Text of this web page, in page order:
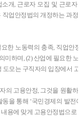
개, 근로자 모집 및 근로자
업안정법의 개정하는 과정
한 노동력의 충족, 직업안
미하며, (2) 산업에 필요한 노
도모는 구직자의 입장에서
의 고용안정, 그것을 원활하
을 통해 ‘국민경제의 발전
용에 맞게 고용안정법으로